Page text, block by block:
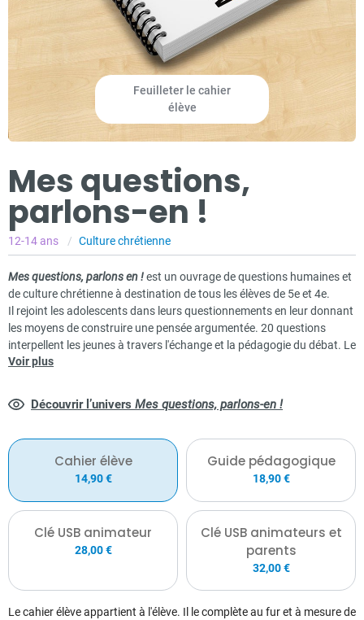
Feuilleter le cahier
élève
Mes questions,
parlons-en !
12-14 ans Culture chrétienne
Mes questions, parlons en !est un ouvrage de questions humaines et
de culture chrétienne à destination de tous les élèves de 5e et 4e.
Il rejoint les adolescents dans leurs questionnements en leur donnant
les moyens de construire une pensée argumentée. 20 questions
interpellent les jeunes à travers l'échange et la pédagogie du débat. Le
siteQuestions d'ados parlons-en !
Voir plus
Découvrir l’univers Mes questions, parlons-en !
Cahier élève
14,90 €
Guide pédagogique
18,90 €
Clé USB animateur
28,00 €
Clé USB animateurs et
parents
32,00 €
Le cahier élève appartient à l'élève. Il le complète au fur et à mesure de